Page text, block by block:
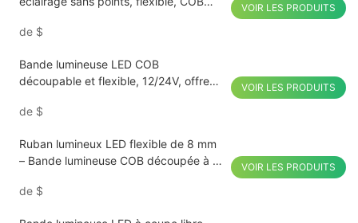
de $
VOIR LES PRODUITS
Bande lumineuse LED COB
découpable et flexible, 12/24V, offre
Commercial
de $
VOIR LES PRODUITS
Ruban lumineux LED flexible de 8 mm
– Bande lumineuse COB découpée à la
de $
VOIR LES PRODUITS